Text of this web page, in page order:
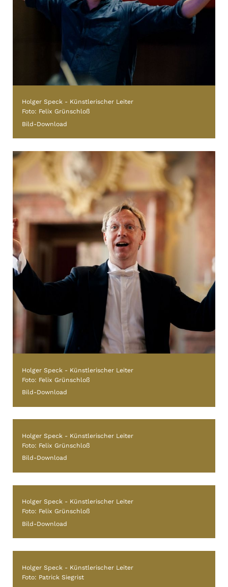
Holger Speck - Künstlerischer Leiter
Foto: Felix Grünschloß
Bild-Download
Holger Speck - Künstlerischer Leiter
Foto: Felix Grünschloß
Bild-Download
Holger Speck - Künstlerischer Leiter
Foto: Felix Grünschloß
Bild-Download
Holger Speck - Künstlerischer Leiter
Foto: Felix Grünschloß
Bild-Download
Holger Speck - Künstlerischer Leiter
Foto: Patrick Siegrist